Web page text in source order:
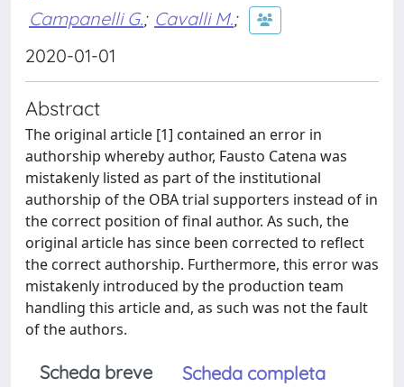
Campanelli G.; Cavalli M.;
2020-01-01
Abstract
The original article [1] contained an error in
authorship whereby author, Fausto Catena was
mistakenly listed as part of the institutional
authorship of the OBA trial supporters instead of in
the correct position of final author. As such, the
original article has since been corrected to reflect
the correct authorship. Furthermore, this error was
mistakenly introduced by the production team
handling this article and, as such was not the fault
of the authors.
Scheda breve
Scheda completa